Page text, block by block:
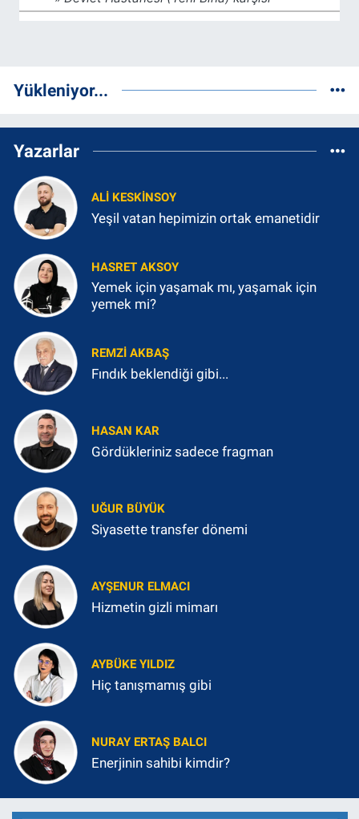
Yükleniyor...
Yazarlar
ALI KESKINSOY
Yeşil vatan hepimizin ortak emanetidir
HASRET AKSOY
Yemek için yaşamak mı, yaşamak için
yemek mi?
REMZI AKBAŞ
Fındık beklendiği gibi...
HASAN KAR
Gördükleriniz sadece fragman
UĞUR BÜYÜK
Siyasette transfer dönemi
AYŞENUR ELMACI
Hizmetin gizli mimarı
AYBÜKE YILDIZ
Hiç tanışmamış gibi
NURAY ERTAŞ BALCI
Enerjinin sahibi kimdir?